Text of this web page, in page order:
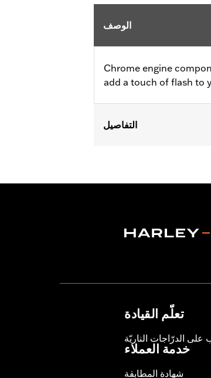
الوصف
Chrome engine
add a touch of flash to
التفاصيل
In the Box:Bushings Only
Removing and
تعلّم القيادة
على الدرّاجات الناريّة
خدمة العملاء
شهادة المطابقة